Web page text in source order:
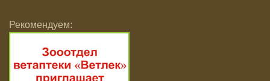
Рекомендуем: